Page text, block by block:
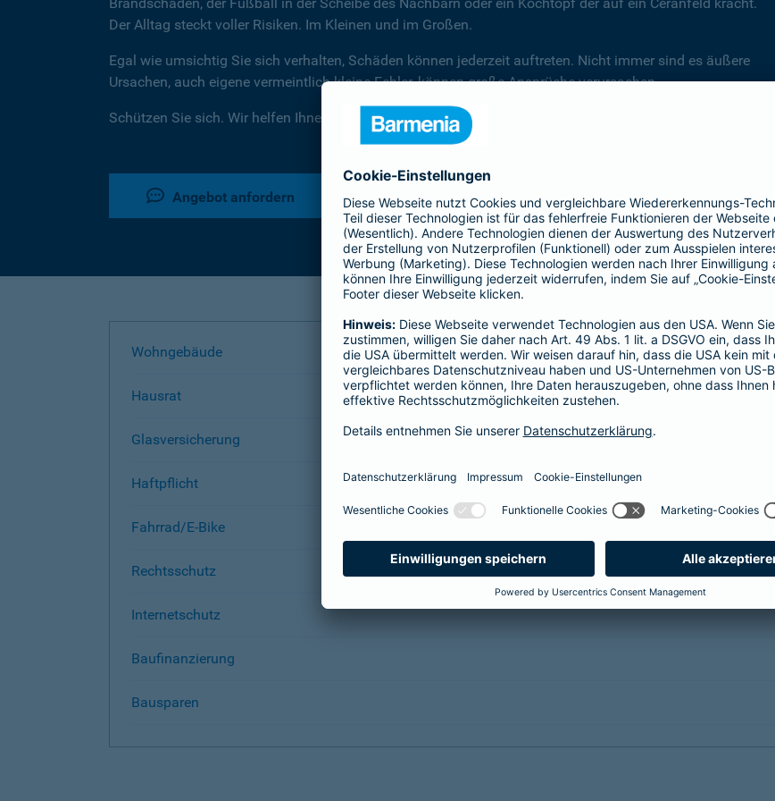
Der Alltag steckt voller Risiken. Im Kleinen und im Großen.
Egal wie umsichtig Sie sich verhalten, Schäden können jederzeit auftreten. Nicht immer sind es äußere
Ursachen, auch eigene vermeintlich kleine Fehler, können große Ansprüche verursachen.
Schützen Sie sich. Wir helfen Ihnen dabei.
Angebot anfordern
Wohngebäude
Hausrat
Glasversicherung
Haftpflicht
Fahrrad/E-Bike
Rechtsschutz
Internetschutz
Baufinanzierung
Bausparen